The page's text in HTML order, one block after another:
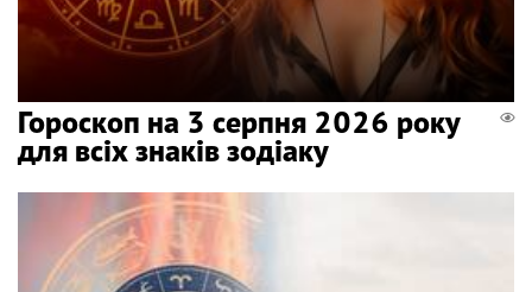
Гороскоп на 3 серпня 2026 року
для всіх знаків зодіаку